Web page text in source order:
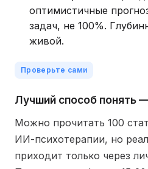
оптимистичные
задач, не 100%.
живой.
Проверьте сами
Лучший способ понять
Можно прочитать 100
ИИ-психотерапии, но
приходит только через